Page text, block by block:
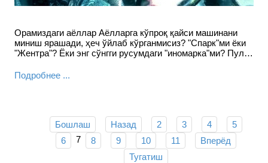
Орамиздаги аёллар Аёлларга кўпроқ қайси машинани
миниш ярашади, ҳеч ўйлаб кўрганмисиз? "Спарк"ми ёки
"Жентра"? Ёки энг сўнгги русумдаги "иномарка"ми? Пул…
Подробнее ...
Бошлаш Назад 2 3 4
5
6
7 8 9 10 11
Вперёд
Тугатиш